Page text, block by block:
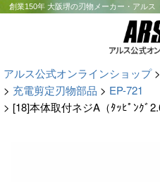
創業150年 大阪堺の刃物メーカー・アルス
アルス公式オンラインショップ
充電剪定刃物部品
EP-721
[18]本体取付ネジA（ﾀｯﾋﾟﾝｸﾞ